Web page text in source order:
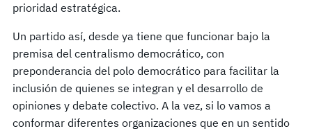
prioridad estratégica.
Un partido así, desde ya tiene que funcionar bajo la
premisa del centralismo democrático, con
preponderancia del polo democrático para facilitar la
inclusión de quienes se integran y el desarrollo de
opiniones y debate colectivo. A la vez, si lo vamos a
conformar diferentes organizaciones que en un sentido